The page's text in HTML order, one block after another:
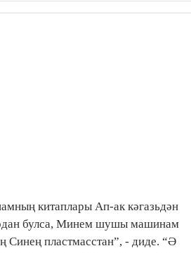
китаплары Ап-ак кәгазьдән
булса, Минем шушы машинам
пластмасстан”, - диде. “Ә